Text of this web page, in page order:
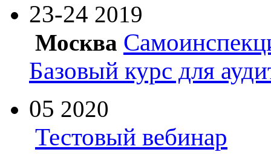
23-24 2019
Москва
Базовый курс для
05 2020
Тестовый вебинар